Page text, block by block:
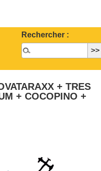
Rechercher :
+ TRES
+ COCOPINO +